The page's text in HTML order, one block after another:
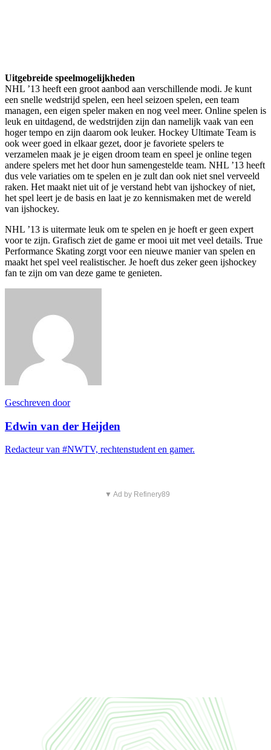
Uitgebreide speelmogelijkheden
NHL ’13 heeft een groot aanbod aan verschillende modi. Je kunt
een snelle wedstrijd spelen, een heel seizoen spelen, een team
managen, een eigen speler maken en nog veel meer. Online spelen is
leuk en uitdagend, de wedstrijden zijn dan namelijk vaak van een
hoger tempo en zijn daarom ook leuker. Hockey Ultimate Team is
ook weer goed in elkaar gezet, door je favoriete spelers te
verzamelen maak je je eigen droom team en speel je online tegen
andere spelers met het door hun samengestelde team. NHL ’13 heeft
dus vele variaties om te spelen en je zult dan ook niet snel verveeld
raken. Het maakt niet uit of je verstand hebt van ijshockey of niet,
het spel leert je de basis en laat je zo kennismaken met de wereld
van ijshockey.
NHL ’13 is uitermate leuk om te spelen en je hoeft er geen expert
voor te zijn. Grafisch ziet de game er mooi uit met veel details. True
Performance Skating zorgt voor een nieuwe manier van spelen en
maakt het spel veel realistischer. Je hoeft dus zeker geen ijshockey
fan te zijn om van deze game te genieten.
Geschreven door
Edwin van der Heijden
Redacteur van #NWTV, rechtenstudent en gamer.
▼ Ad by Refinery89